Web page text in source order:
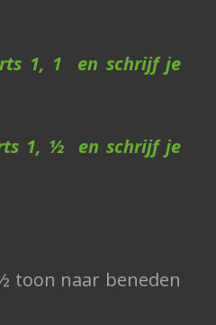
1, 1 en schrijf je
1, ½ en schrijf je
toon naar beneden